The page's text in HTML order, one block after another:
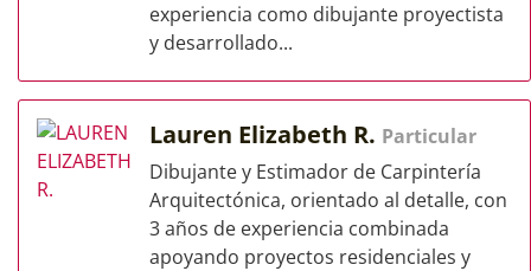
experiencia como dibujante proyectista
y desarrollado...
Lauren Elizabeth R. Particular
Dibujante y Estimador de Carpintería
Arquitectónica, orientado al detalle, con
3 años de experiencia combinada
apoyando proyectos residenciales y